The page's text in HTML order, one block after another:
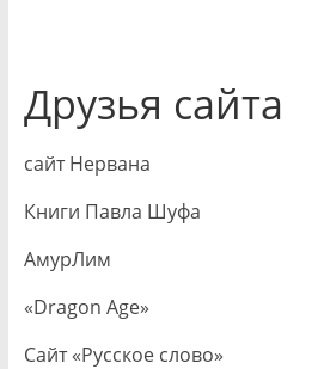
Друзья сайта
сайт Нервана
Книги Павла Шуфа
АмурЛим
«Dragon Age»
Сайт «Русское слово»